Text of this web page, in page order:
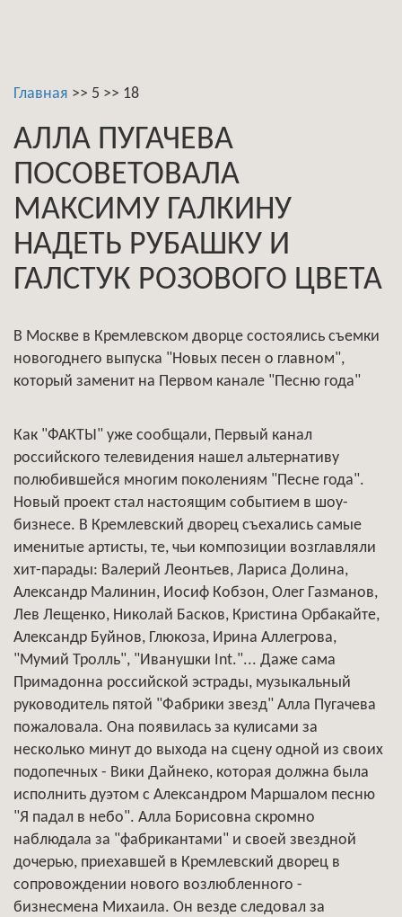
Главная >> 5 >> 18
АЛЛА ПУГАЧЕВА
ПОСОВЕТОВАЛА
МАКСИМУ ГАЛКИНУ
НАДЕТЬ РУБАШКУ И
ГАЛСТУК РОЗОВОГО ЦВЕТА
В Москве в Кремлевском дворце состоялись съемки
новогоднего выпуска "Новых песен о главном",
который заменит на Первом канале "Песню года"
Как "ФАКТЫ" уже сообщали, Первый канал
российского телевидения нашел альтернативу
полюбившейся многим поколениям "Песне года".
Новый проект стал настоящим событием в шоу-
бизнесе. В Кремлевский дворец съехались самые
именитые артисты, те, чьи композиции возглавляли
хит-парады: Валерий Леонтьев, Лариса Долина,
Александр Малинин, Иосиф Кобзон, Олег Газманов,
Лев Лещенко, Николай Басков, Кристина Орбакайте,
Александр Буйнов, Глюкоза, Ирина Аллегрова,
"Мумий Тролль", "Иванушки Int."... Даже сама
Примадонна российской эстрады, музыкальный
руководитель пятой "Фабрики звезд" Алла Пугачева
пожаловала. Она появилась за кулисами за
несколько минут до выхода на сцену одной из своих
подопечных - Вики Дайнеко, которая должна была
исполнить дуэтом с Александром Маршалом песню
"Я падал в небо". Алла Борисовна скромно
наблюдала за "фабрикантами" и своей звездной
дочерью, приехавшей в Кремлевский дворец в
сопровождении нового возлюбленного -
бизнесмена Михаила. Он везде следовал за